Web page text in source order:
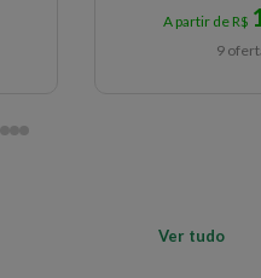
A partir de R$
9
Ver tudo